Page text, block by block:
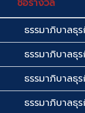
ชื่อรางวัล
ธรรมาภิบาลธุ
ธรรมาภิบาลธุ
ธรรมาภิบาลธุ
ธรรมาภิบาลธุ